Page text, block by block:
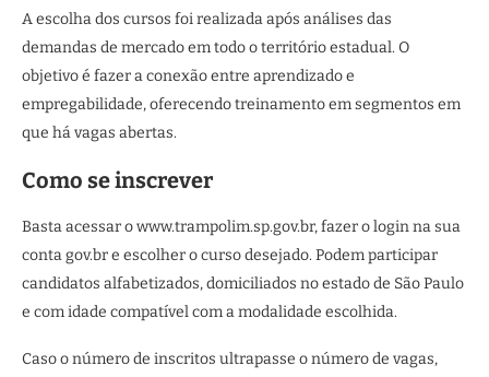
A escolha dos cursos foi realizada após análises das
demandas de mercado em todo o território estadual. O
objetivo é fazer a conexão entre aprendizado e
empregabilidade, oferecendo treinamento em segmentos em
que há vagas abertas.
Como se inscrever
Basta acessar o www.trampolim.sp.gov.br, fazer o login na sua
conta gov.br e escolher o curso desejado. Podem participar
candidatos alfabetizados, domiciliados no estado de São Paulo
e com idade compatível com a modalidade escolhida.
Caso o número de inscritos ultrapasse o número de vagas,